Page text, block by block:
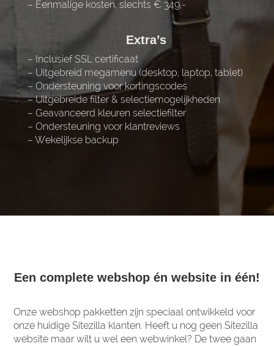
– Eenmalige kosten, slechts € 349,-
Extra’s
– Inclusief SSL certificaat
– Uitgebreid megamenu (desktop, laptop, tablet)
– Ondersteuning voor kortingscodes
– Uitgebreide filter & selectiemogelijkheden
– Geavanceerd kleuren selectiefilter
– Ondersteuning voor klantreviews
– Wekelijkse backup
Een complete webshop én website in één!
Onze webshop pakketten zijn speciaal ontwikkeld voor
onze huidige Sitezilla klanten. Heeft u nog geen Sitezilla
website maar wilt u wel een webwinkel? De twee gaan